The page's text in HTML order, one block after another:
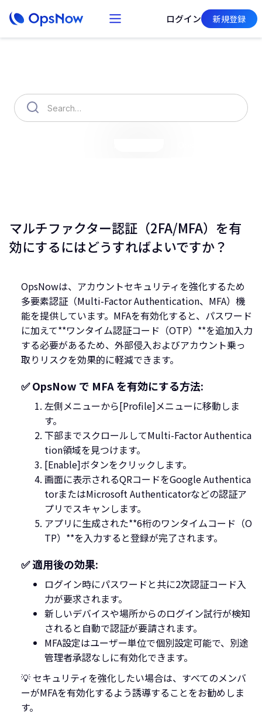
ログイン 新規登録
マルチファクター認証（2FA/MFA）を有
効にするにはどうすればよいですか？
OpsNowは、アカウントセキュリティを強化するため
多要素認証（Multi-Factor Authentication、MFA）機
能を提供しています。MFAを有効化すると、パスワード
に加えて**ワンタイム認証コード（OTP）**を追加入力
する必要があるため、外部侵入およびアカウント乗っ
取りリスクを効果的に軽減できます。
✅ OpsNow で MFA を有効にする方法:
左側メニューから[Profile]メニューに移動しま
す。
下部までスクロールしてMulti-Factor Authentica
tion領域を見つけます。
[Enable]ボタンをクリックします。
画面に表示されるQRコードをGoogle Authentica
torまたはMicrosoft Authenticatorなどの認証ア
プリでスキャンします。
アプリに生成された**6桁のワンタイムコード（O
TP）**を入力すると登録が完了されます。
✅ 適用後の効果:
ログイン時にパスワードと共に2次認証コード入
力が要求されます。
新しいデバイスや場所からのログイン試行が検知
されると自動で認証が要請されます。
MFA設定はユーザー単位で個別設定可能で、別途
管理者承認なしに有効化できます。
💡 セキュリティを強化したい場合は、すべてのメンバ
ーがMFAを有効化するよう誘導することをお勧めしま
す。